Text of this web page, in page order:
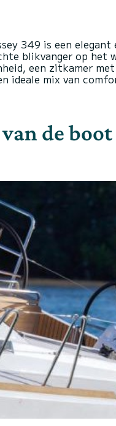
349 is een
blikvanger op
een zitkamer
de boot